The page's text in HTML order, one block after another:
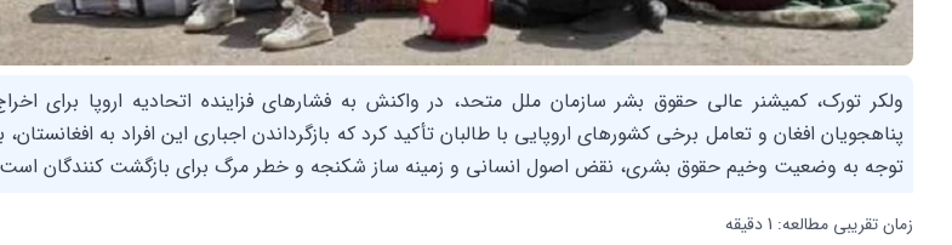
ولکر تورک، کمیشنر عالی حقوق بشر سازمان ملل متحد، در واکنش به فشارهای فزاینده اتحادیه اروپا برای
پناهجویان افغان و تعامل برخی کشورهای اروپایی با طالبان تأکید کرد که بازگرداندن اجباری این افراد به افغانستان،
توجه به وضعیت وخیم حقوق بشری، نقض اصول انسانی و زمینه ساز شکنجه و خطر مرگ برای بازگشت کنندگان
زمان تقریبی مطالعه: 1 دقیقه